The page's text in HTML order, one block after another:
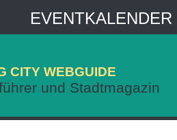
CITY WEBGUIDE
und Stadtmagazin
EVENTKALENDER